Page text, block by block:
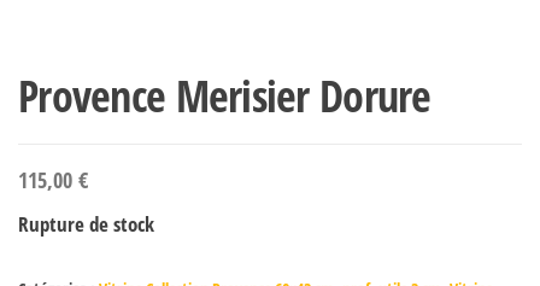
Provence Merisier Dorure
115,00 €
Rupture de stock